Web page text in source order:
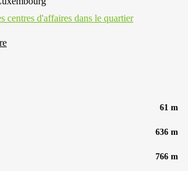
centres d'affaires dans le quartier
61 m
636 m
766 m